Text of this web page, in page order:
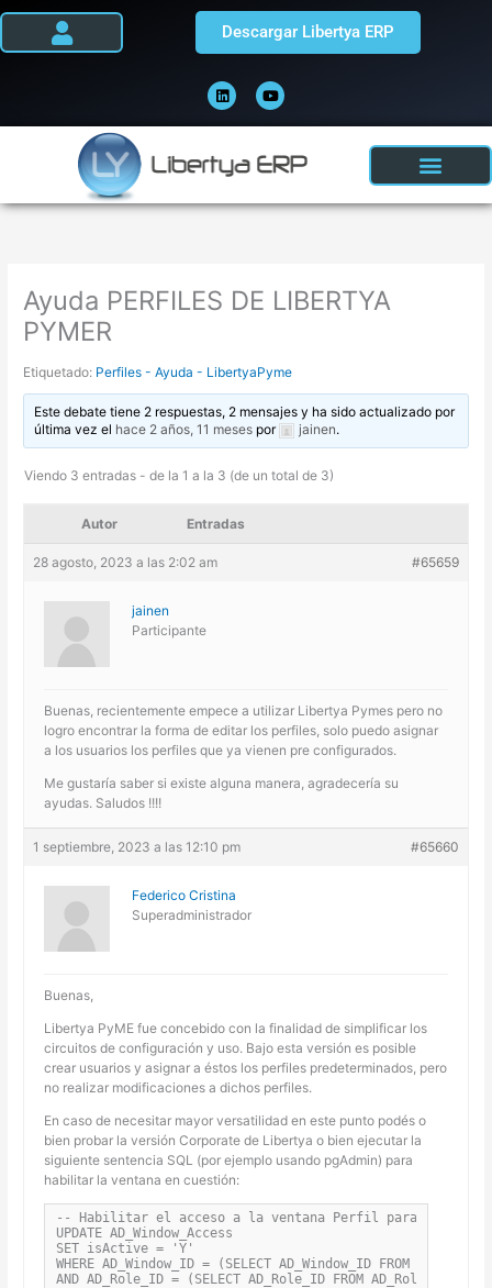
Ir
i
n
k
e
i
n
o
u
t
u
e
Descargar Libertya ERP
Ayuda PERFILES DE LIBERTYA
PYMER
Etiquetado: Perfiles - Ayuda - LibertyaPyme
Este debate tiene 2 respuestas, 2 mensajes y ha sido actualizado por
última vez el hace 2 años, 11 meses por jainen.
Viendo 3 entradas - de la 1 a la 3 (de un total de 3)
Autor Entradas
28 agosto, 2023 a las 2:02 am #65659
jainen
Participante
Buenas, recientemente empece a utilizar Libertya Pymes pero no
logro encontrar la forma de editar los perfiles, solo puedo asignar
a los usuarios los perfiles que ya vienen pre configurados.
Me gustaría saber si existe alguna manera, agradecería su
ayudas. Saludos !!!!
1 septiembre, 2023 a las 12:10 pm #65660
Federico Cristina
Superadministrador
Buenas,
Libertya PyME fue concebido con la finalidad de simplificar los
circuitos de configuración y uso. Bajo esta versión es posible
crear usuarios y asignar a éstos los perfiles predeterminados, pero
no realizar modificaciones a dichos perfiles.
En caso de necesitar mayor versatilidad en este punto podés o
bien probar la versión Corporate de Libertya o bien ejecutar la
siguiente sentencia SQL (por ejemplo usando pgAdmin) para
habilitar la ventana en cuestión:
-- Habilitar el acceso a la ventana Perfil para el perfil
UPDATE AD_Window_Access
SET isActive = 'Y'
WHERE AD_Window_ID = (SELECT AD_Window_ID FROM
AND AD_Role_ID = (SELECT AD_Role_ID FROM AD_Role